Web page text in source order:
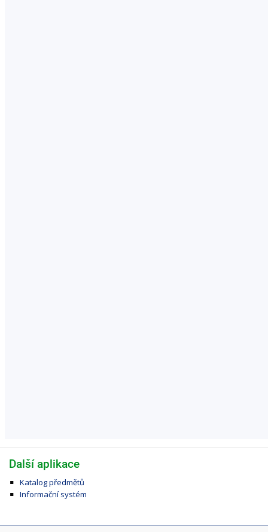
Další aplikace
Katalog předmětů
Informační systém